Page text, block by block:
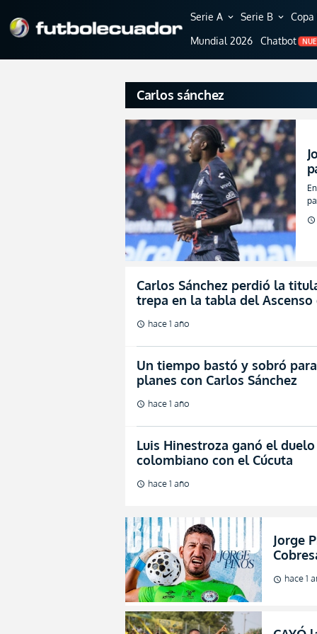
Serie A expand_more Serie B expand_more
Mundial 2026 Chatbot
Carlos sánchez
schedule
Carlos Sánchez perdió la
trepa en la tabla del Ascenso
schedule hace 1 año
Un tiempo bastó y sobró
planes con Carlos Sánchez
schedule hace 1 año
Luis Hinestroza ganó el
colombiano con el Cúcuta
schedule hace 1 año
Jorge
schedule hace 1